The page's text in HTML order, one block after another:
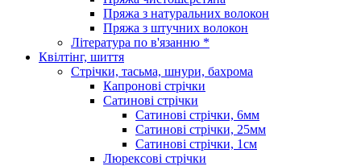
Пряжа з натуральних волокон
Пряжа з штучних волокон
Література по в'язанню *
Квілтінг, шиття
Стрічки, тасьма, шнури, бахрома
Капронові стрічки
Сатинові стрічки
Сатинові стрічки, 6мм
Сатинові стрічки, 25мм
Сатинові стрічки, 1см
Люрексові стрічки